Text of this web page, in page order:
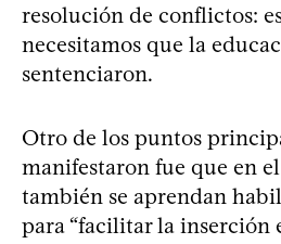
resolución de conflictos:
necesitamos que la
sentenciaron.
Otro de los puntos
manifestaron fue que en
también se aprendan
para “facilitar la inserción